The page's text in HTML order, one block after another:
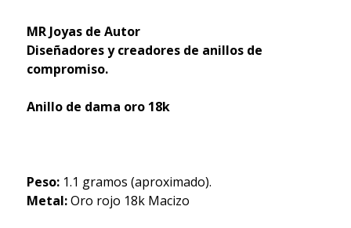
MR Joyas de Autor
Diseñadores y creadores de anillos de
compromiso.
Anillo de dama oro 18k
Peso:1.1 gramos (aproximado).
Metal:Oro rojo 18k Macizo